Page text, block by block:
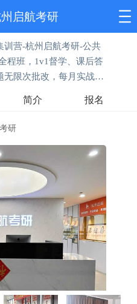
启航考研
训营-杭州启航考研-公共
程班，1v1督学、课后答
无限次批改，每月实战，
简介 报名
研